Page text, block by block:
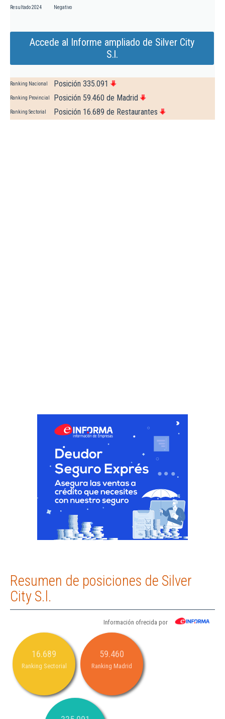
Resultado 2024 Negativo
Accede al Informe ampliado de Silver City
S.l.
Ranking Nacional Posición 335.091
Ranking Provincial Posición 59.460 de Madrid
Ranking Sectorial Posición 16.689 de Restaurantes
Resumen de posiciones de Silver
City S.l.
Información ofrecida por
16.689
Ranking Sectorial
59.460
Ranking Madrid